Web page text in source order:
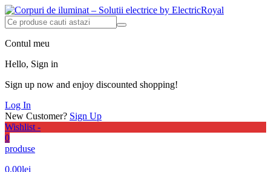
Contul meu
Hello, Sign in
Sign up now and enjoy discounted shopping!
Log In
New Customer? Sign Up
Wishlist -
0
produse
0.00lei